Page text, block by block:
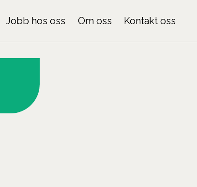
Jobb hos oss Om oss Kontakt oss